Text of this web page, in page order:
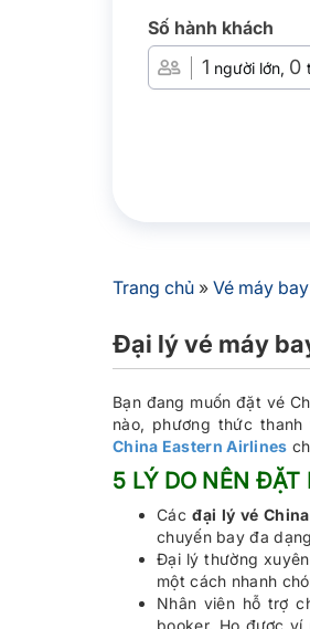
Số hành khách
1 người lớn, 0
Trang chủ » Vé máy bay
Đại lý vé máy
Bạn đang muốn đặt vé
nào, phương thức
China Eastern Airlines
5 LÝ DO NÊN ĐẶT
Cácđại lý vé
chuyến bay đa
Đại lý thường
một cách nhanh
Nhân viên hỗ trợ
booker. Họ được